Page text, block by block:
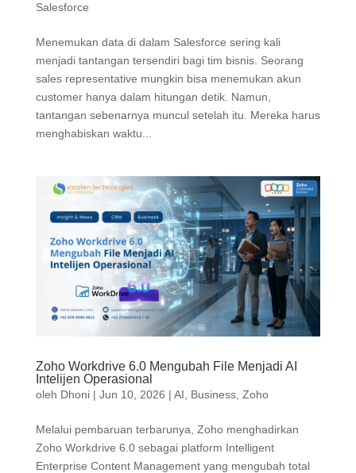
Salesforce
Menemukan data di dalam Salesforce sering kali
menjadi tantangan tersendiri bagi tim bisnis. Seorang
sales representative mungkin bisa menemukan akun
customer hanya dalam hitungan detik. Namun,
tantangan sebenarnya muncul setelah itu. Mereka harus
menghabiskan waktu...
Zoho Workdrive 6.0 Mengubah File Menjadi AI
Intelijen Operasional
oleh Dhoni| Jun 10, 2026 | AI Business, Zoho
Melalui pembaruan terbarunya, Zoho menghadirkan
Zoho Workdrive 6.0 sebagai platform Intelligent
Enterprise Content Management yang mengubah total